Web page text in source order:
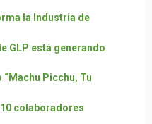
la Industria de
GLP está generando
Picchu, Tu
colaboradores